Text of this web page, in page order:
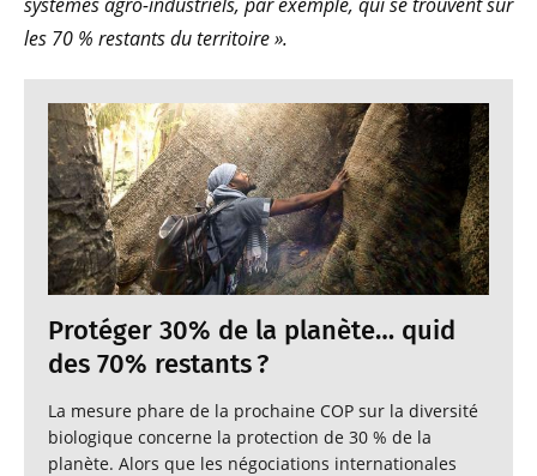
les 70 % restants du territoire ».
Protéger 30% de la planète… quid
des 70% restants ?
La mesure phare de la prochaine COP sur la diversité
biologique concerne la protection de 30 % de la
planète. Alors que les négociations internationales